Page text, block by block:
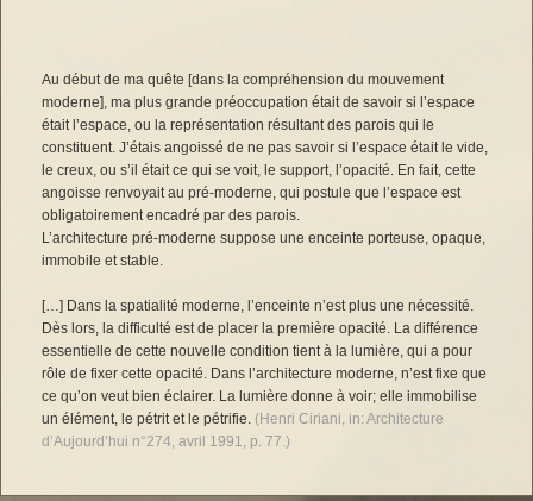
Au début de ma quête [dans la compréhension du mouvement
moderne], ma plus grande préoccupation était de savoir si l’espace
était l’espace, ou la représentation résultant des parois qui le
constituent. J’étais angoissé de ne pas savoir si l’espace était le vide,
le creux, ou s’il était ce qui se voit, le support, l’opacité. En fait, cette
angoisse renvoyait au pré-moderne, qui postule que l’espace est
obligatoirement encadré par des parois.
L’architecture pré-moderne suppose une enceinte porteuse, opaque,
immobile et stable.
[…] Dans la spatialité moderne, l’enceinte n’est plus une nécessité.
Dès lors, la difficulté est de placer la première opacité. La différence
essentielle de cette nouvelle condition tient à la lumière, qui a pour
rôle de fixer cette opacité. Dans l’architecture moderne, n’est fixe que
ce qu’on veut bien éclairer. La lumière donne à voir; elle immobilise
un élément, le pétrit et le pétrifie. (Henri Ciriani, in: Architecture
d’Aujourd’hui n°274, avril 1991, p. 77.)